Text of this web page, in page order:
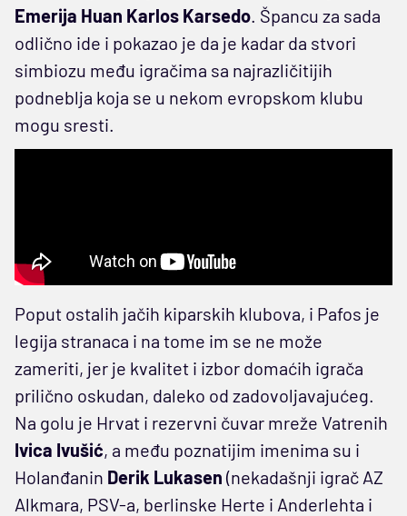
Emerija Huan Karlos Karsedo. Špancu za sada
odlično ide i pokazao je da je kadar da stvori
simbiozu među igračima sa najrazličitijih
podneblja koja se u nekom evropskom klubu
mogu sresti.
Poput ostalih jačih kiparskih klubova, i Pafos je
legija stranaca i na tome im se ne može
zameriti, jer je kvalitet i izbor domaćih igrača
prilično oskudan, daleko od zadovoljavajućeg.
Na golu je Hrvat i rezervni čuvar mreže Vatrenih
Ivica Ivušić, a među poznatijim imenima su i
Holanđanin Derik Lukasen (nekadašnji igrač AZ
Alkmara, PSV-a, berlinske Herte i Anderlehta i